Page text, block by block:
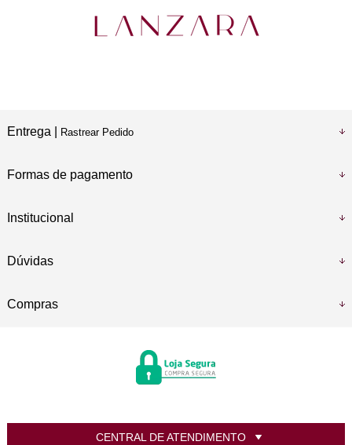
Entrega | Rastrear Pedido
Formas de pagamento
Institucional
Dúvidas
Compras
CENTRAL DE ATENDIMENTO